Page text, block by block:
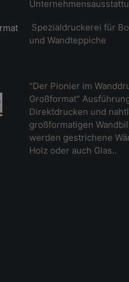
Spezialdruckerei für
und Wandteppiche
"Der Pionier im
Großformat"
Direktdrucken und
großformatigen
werden gestrichene
Holz oder auch Glas..